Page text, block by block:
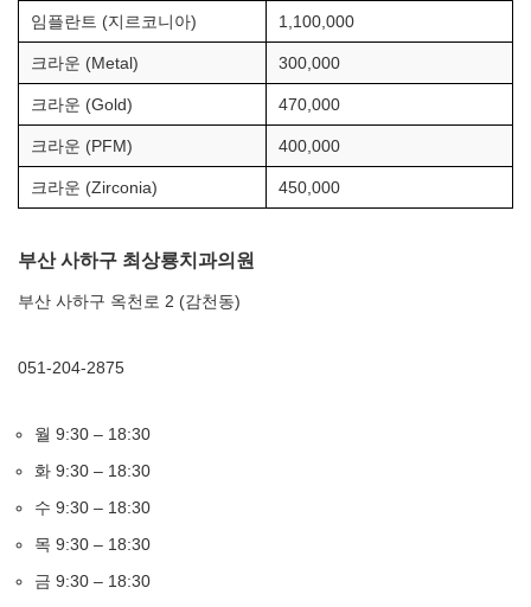
임플란트 (지르코니아) 1,100,000
크라운 (Metal) 300,000
크라운 (Gold) 470,000
크라운 (PFM) 400,000
크라운 (Zirconia) 450,000
부산 사하구 최상룡치과의원
부산 사하구 옥천로 2 (감천동)
051-204-2875
월 9:30 – 18:30
화 9:30 – 18:30
수 9:30 – 18:30
목 9:30 – 18:30
금 9:30 – 18:30